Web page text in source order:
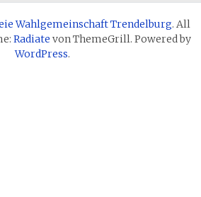
Wahlgemeinschaft Trendelburg. All
Radiate von ThemeGrill. Powered by
WordPress.